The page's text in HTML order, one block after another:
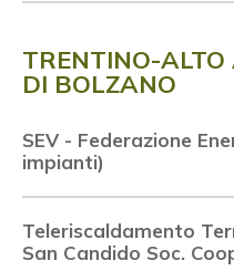
TRENTINO-
DI BOLZANO
SEV - Federazione
impianti)
Teleriscaldamento
San Candido Soc.